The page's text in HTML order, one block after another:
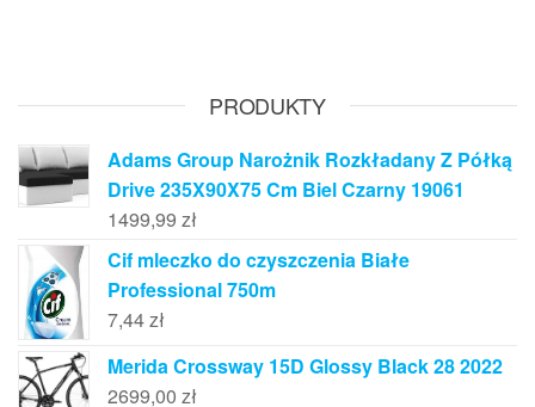
PRODUKTY
Adams Group Narożnik Rozkładany Z Półką
Drive 235X90X75 Cm Biel Czarny 19061
1499,99 zł
Cif mleczko do czyszczenia Białe
Professional 750m
7,44zł
Merida Crossway 15D Glossy Black 28 2022
2699,00 zł